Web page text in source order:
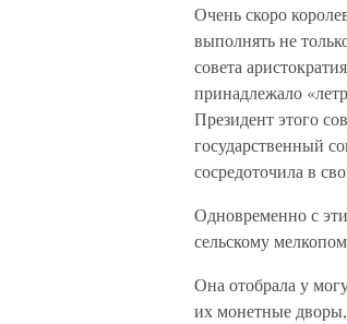
Очень скоро
выполнять не
совета
принадлежало
Президент этого
государственный
сосредоточила в
Одновременно с
сельскому
Она отобрала у
их монетные